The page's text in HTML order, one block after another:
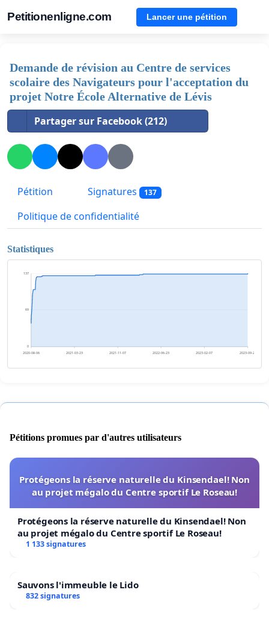
Petitionenligne.com Lancer une pétition
Demande de révision au Centre de services
scolaire des Navigateurs pour l'acceptation du
projet Notre École Alternative de Lévis
Partager sur Facebook (212)
Pétition Signatures 137
Politique de confidentialité
Statistiques
0
69
137
2020-08-06 2021-03-23 2021-11-07 2022-06-23 2023-02-07 2023-09-24
Pétitions promues par d'autres utilisateurs
Protégeons la réserve naturelle du Kinsendael! Non
au projet mégalo du Centre sportif Le Roseau!
Protégeons la réserve naturelle du Kinsendael! Non
au projet mégalo du Centre sportif Le Roseau!
1 133 signatures
Sauvons l'immeuble le Lido
832 signatures